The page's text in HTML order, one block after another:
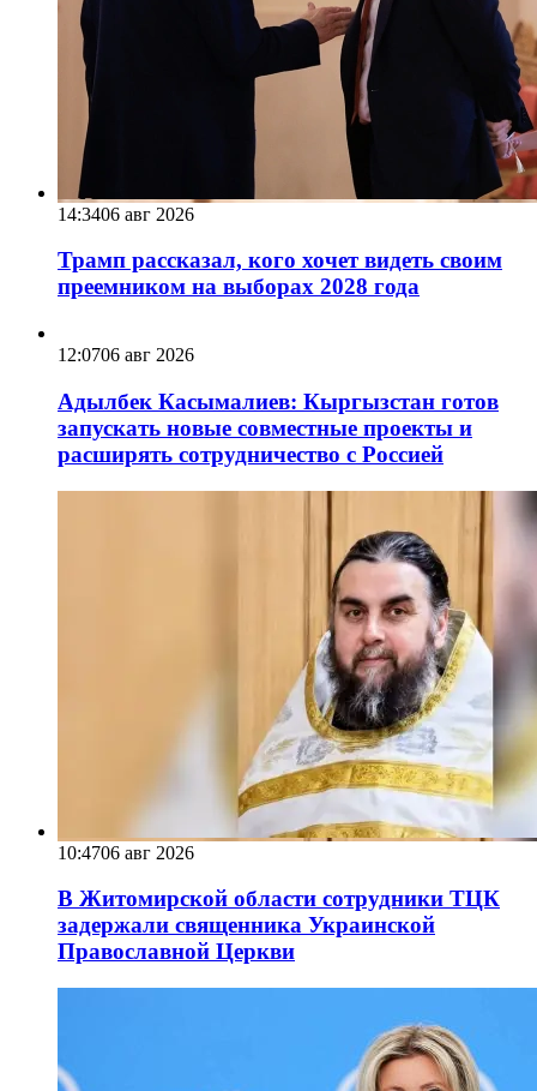
14:3406 авг 2026
Трамп рассказал, кого хочет видеть своим
преемником на выборах 2028 года
12:0706 авг 2026
Адылбек Касымалиев: Кыргызстан готов
запускать новые совместные проекты и
расширять сотрудничество с Россией
10:4706 авг 2026
В Житомирской области сотрудники ТЦК
задержали священника Украинской
Православной Церкви